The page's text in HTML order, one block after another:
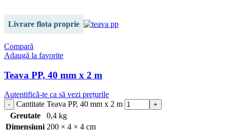
Livrare flota proprie
Compară
Adaugă la favorite
Teava PP, 40 mm x 2 m
Autentifică-te ca să vezi prețurile
Cantitate Teava PP, 40 mm x 2 m
Greutate
0,4 kg
Dimensiuni 200 × 4 × 4 cm